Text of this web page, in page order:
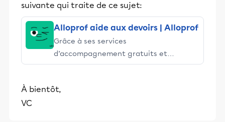
suivante qui traite de ce sujet:
Alloprof aide aux devoirs | Alloprof
Grâce à ses services
d’accompagnement gratuits et
stimulants, Alloprof engage les élèves
éducative.
À bientôt,
VC